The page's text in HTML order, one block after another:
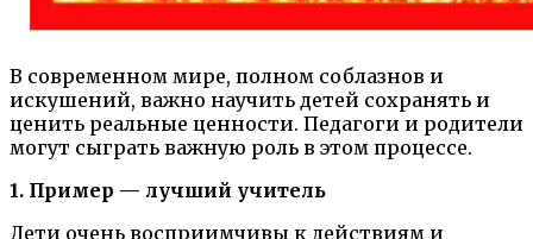
В современном мире, полном соблазнов и
искушений, важно научить детей сохранять и
ценить реальные ценности. Педагоги и родители
могут сыграть важную роль в этом процессе.
1. Пример — лучший учитель
Дети очень восприимчивы к действиям и